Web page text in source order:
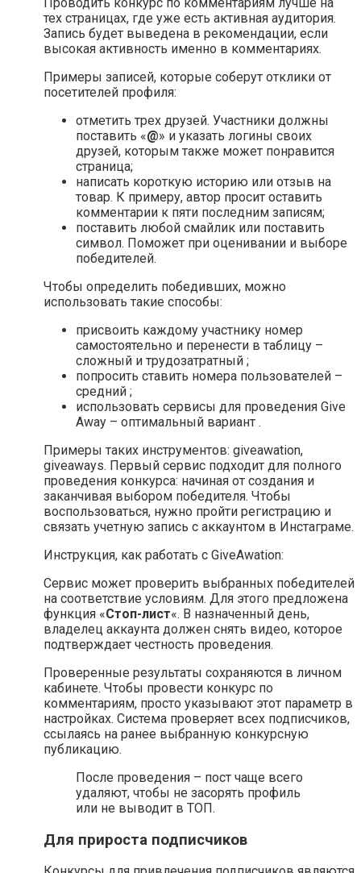
тех страницах, где уже есть активная аудитория.
Запись будет выведена в рекомендации, если
высокая активность именно в комментариях.
Примеры записей, которые соберут отклики от
посетителей профиля:
отметить трех друзей. Участники должны
поставить «@» и указать логины своих
друзей, которым также может понравится
страница;
написать короткую историю или отзыв на
товар. К примеру, автор просит оставить
комментарии к пяти последним записям;
поставить любой смайлик или поставить
символ. Поможет при оценивании и выборе
победителей.
Чтобы определить победивших, можно
использовать такие способы:
присвоить каждому участнику номер
самостоятельно и перенести в таблицу –
сложный и трудозатратный ;
попросить ставить номера пользователей –
средний ;
использовать сервисы для проведения Give
Away – оптимальный вариант .
Примеры таких инструментов: giveawation,
giveaways. Первый сервис подходит для полного
проведения конкурса: начиная от создания и
заканчивая выбором победителя. Чтобы
воспользоваться, нужно пройти регистрацию и
связать учетную запись с аккаунтом в Инстаграме.
Инструкция, как работать с GiveAwation:
Сервис может проверить выбранных победителей
на соответствие условиям. Для этого предложена
функция «Стоп-лист«. В назначенный день,
владелец аккаунта должен снять видео, которое
подтверждает честность проведения.
Проверенные результаты сохраняются в личном
кабинете. Чтобы провести конкурс по
комментариям, просто указывают этот параметр в
настройках. Система проверяет всех подписчиков,
ссылаясь на ранее выбранную конкурсную
публикацию.
После проведения – пост чаще всего
удаляют, чтобы не засорять профиль
или не выводит в ТОП.
Для прироста подписчиков